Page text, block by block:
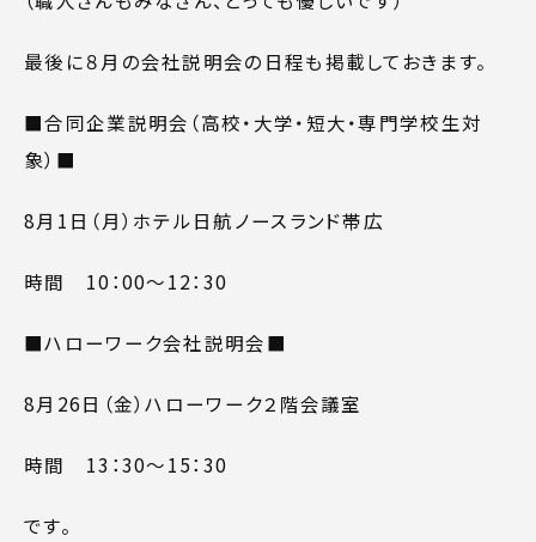
最後に８月の会社説明会の日程も掲載しておきます。
■合同企業説明会（高校・大学・短大・専門学校生対
象）■
8月1日（月）ホテル日航ノースランド帯広
時間 10：00～12：30
■ハローワーク会社説明会■
8月26日（金）ハローワーク２階会議室
時間 13：30～15：30
です。